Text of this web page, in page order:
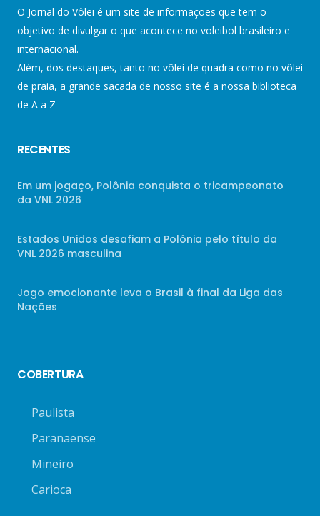
O Jornal do Vôlei é um site de informações que tem o
objetivo de divulgar o que acontece no voleibol brasileiro e
internacional.
Além, dos destaques, tanto no vôlei de quadra como no vôlei
de praia, a grande sacada de nosso site é a nossa biblioteca
de A a Z
RECENTES
Em um jogaço, Polônia conquista o tricampeonato
da VNL 2026
Estados Unidos desafiam a Polônia pelo título da
VNL 2026 masculina
Jogo emocionante leva o Brasil à final da Liga das
Nações
COBERTURA
Paulista
Paranaense
Mineiro
Carioca